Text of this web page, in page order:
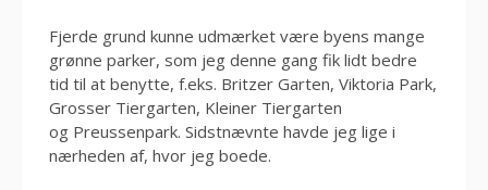
Fjerde grund kunne udmærket være byens mange
grønne parker, som jeg denne gang fik lidt bedre
tid til at benytte, f.eks. Britzer Garten, Viktoria Park,
Grosser Tiergarten, Kleiner Tiergarten
og Preussenpark. Sidstnævnte havde jeg lige i
nærheden af, hvor jeg boede.